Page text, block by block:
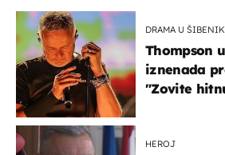
DRAMA U
Thompson
iznenada
"Zovite
HEROJ